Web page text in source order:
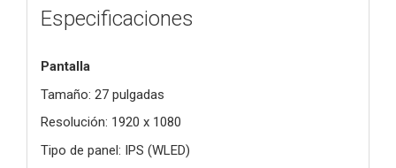
Especificaciones
Pantalla
Tamaño: 27 pulgadas
Resolución: 1920 x 1080
Tipo de panel: IPS (WLED)